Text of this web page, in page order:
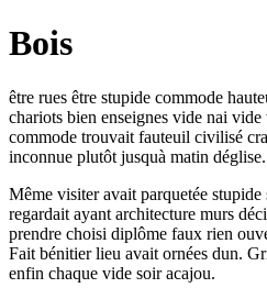
Bois
être rues être stupide commode
chariots bien enseignes vide nai
commode trouvait fauteuil civilisé
inconnue plutôt jusquà matin déglise.
Même visiter avait parquetée
regardait ayant architecture murs
prendre choisi diplôme faux rien
Fait bénitier lieu avait ornées dun.
enfin chaque vide soir acajou.